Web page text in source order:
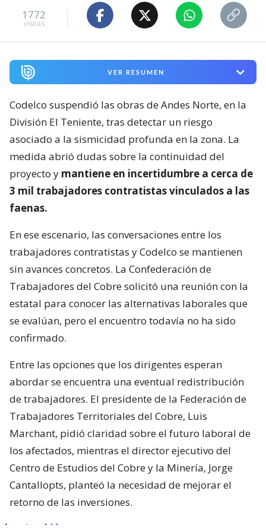
1772
visitas
VER RESUMEN
Codelco suspendió las obras de Andes Norte, en la
División El Teniente, tras detectar un riesgo
asociado a la sismicidad profunda en la zona. La
medida abrió dudas sobre la continuidad del
proyecto y mantiene en incertidumbre a cerca de
3 mil trabajadores contratistas vinculados a las
faenas.
En ese escenario, las conversaciones entre los
trabajadores contratistas y Codelco se mantienen
sin avances concretos. La Confederación de
Trabajadores del Cobre solicitó una reunión con la
estatal para conocer las alternativas laborales que
se evalúan, pero el encuentro todavía no ha sido
confirmado.
Entre las opciones que los dirigentes esperan
abordar se encuentra una eventual redistribución
de trabajadores. El presidente de la Federación de
Trabajadores Territoriales del Cobre, Luis
Marchant, pidió claridad sobre el futuro laboral de
los afectados, mientras el director ejecutivo del
Centro de Estudios del Cobre y la Minería, Jorge
Cantallopts, planteó la necesidad de mejorar el
retorno de las inversiones.